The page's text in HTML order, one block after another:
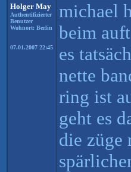
Holger May
Authentifizierter
Benutzer
Wohnort: Berlin
07.01.2007 22:45
michael
beim
es
nette
ring ist
geht es
die züge